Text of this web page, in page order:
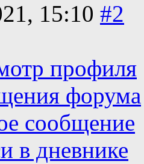
15:10 #2
профиля
форума
сообщение
в дневнике